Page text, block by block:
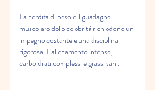
La perdita di peso e il guadagno
muscolare delle celebrità richiedono un
impegno costante e una disciplina
rigorosa. L'allenamento intenso,
carboidrati complessi e grassi sani.